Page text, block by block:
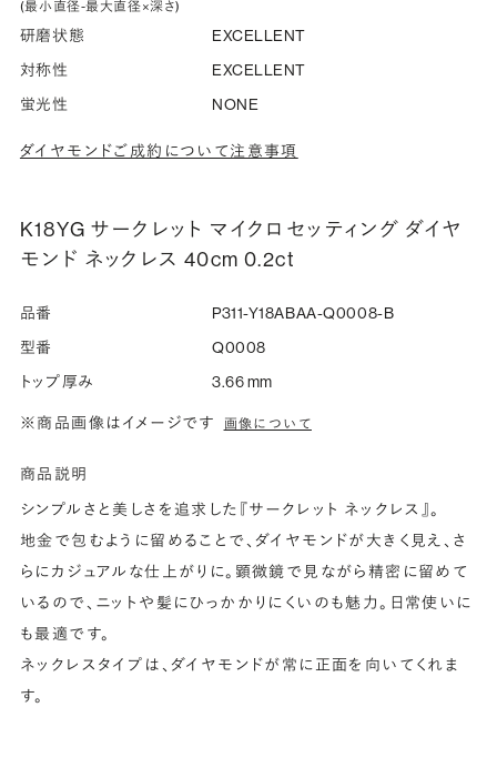
(最小直径-最大直径×深さ)
研磨状態
EXCELLENT
対称性
EXCELLENT
蛍光性
NONE
ダイヤモンドご成約について注意事項
K18YG サークレット マイクロセッティング ダイヤ
モンド ネックレス 40cm 0.2ct
品番
P311-Y18ABAA-Q0008-B
型番
Q0008
トップ厚み
3.66 mm
※商品画像はイメージです 画像について
商品説明
シンプルさと美しさを追求した『サークレット ネックレス』。
地金で包むように留めることで、ダイヤモンドが大きく見え、さ
らにカジュアルな仕上がりに。顕微鏡で見ながら精密に留めて
いるので、ニットや髪にひっかかりにくいのも魅力。日常使いに
も最適です。
ネックレスタイプは、ダイヤモンドが常に正面を向いてくれま
す。